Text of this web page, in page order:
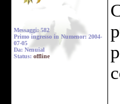
Messaggi: 582
Primo ingresso in Numenor: 2004-
07-05
Da: Nenuial
Status: offline